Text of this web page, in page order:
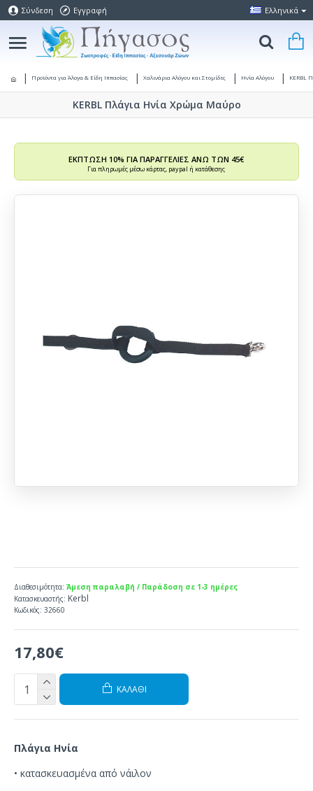
Σύνδεση Εγγραφή Ελληνικά
Προϊόντα για Άλογα & Είδη Ιππασίας Χαλινάρια Αλόγου και Στομίδες Ηνία Αλόγου KERBL
KERBL Πλάγια Ηνία Χρώμα Μαύρο
ΕΚΠΤΩΣΗ 10% ΓΙΑ ΠΑΡΑΓΓΕΛΙΕΣ ΑΝΩ ΤΩΝ 45€
Για πληρωμές μέσω κάρτας, paypal ή κατάθεσης
17,80€
Διαθεσιμότητα: Άμεση παραλαβή / Παράδοση σε 1-3 ημέρες
Κατασκευαστής: Kerbl
Κωδικός: 32660
ΚΑΛΆΘΙ
Πλάγια Ηνία
• κατασκευασμένα από νάιλον